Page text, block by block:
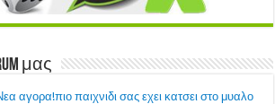
μας
αγορα!πιο παιχνιδι σας εχει κατσει στο μυαλο